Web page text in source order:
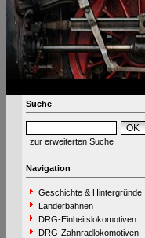
Suche
zur erweiterten Suche
Navigation
Geschichte & Hintergründe
Länderbahnen
DRG-Einheitslokomotiven
DRG-Zahnradlokomotiven